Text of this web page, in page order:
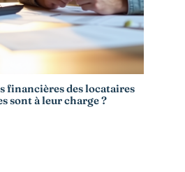
financières des locataires
sont à leur charge ?